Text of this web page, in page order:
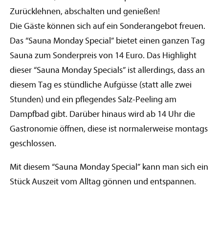
Zurücklehnen, abschalten und genießen!
Die Gäste können sich auf ein Sonderangebot freuen.
Das “Sauna Monday Special” bietet einen ganzen Tag
Sauna zum Sonderpreis von 14 Euro. Das Highlight
dieser “Sauna Monday Specials” ist allerdings, dass an
diesem Tag es stündliche Aufgüsse (statt alle zwei
Stunden) und ein pflegendes Salz-Peeling am
Dampfbad gibt. Darüber hinaus wird ab 14 Uhr die
Gastronomie öffnen, diese ist normalerweise montags
geschlossen.
Mit diesem “Sauna Monday Special” kann man sich ein
Stück Auszeit vom Alltag gönnen und entspannen.